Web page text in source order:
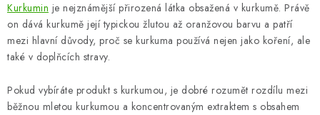
SPORT
ZDRAVÉ POTRAVINY
PŘÍSTROJE
Kurkumin je nejznámější přirozená látka obsažená v kurkumě. Právě
on dává kurkumě její typickou žlutou až oranžovou barvu a patří
mezi hlavní důvody, proč se kurkuma používá nejen jako koření, ale
také v doplňcích stravy.
Pokud vybíráte produkt s kurkumou, je dobré rozumět rozdílu mezi
běžnou mletou kurkumou a koncentrovaným extraktem s obsahem